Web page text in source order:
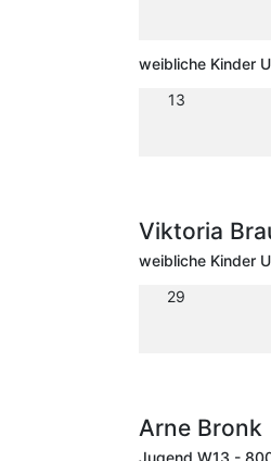
weibliche Kinder
13
Viktoria
weibliche Kinder
29
Arne Bronk
Jugend W13 -